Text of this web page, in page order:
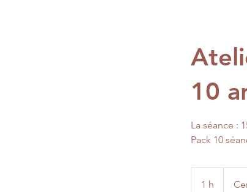
10
La séance :
Pack 10
1 h